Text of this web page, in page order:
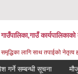
कार्यपालिकाको
लागि साथ तपाईको नेतृत्व
सम्बन्धी सूचना